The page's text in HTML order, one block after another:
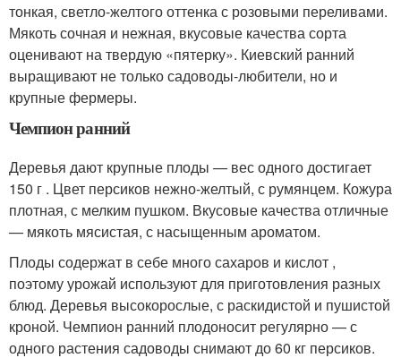
тонкая, светло-желтого оттенка с розовыми переливами.
Мякоть сочная и нежная, вкусовые качества сорта
оценивают на твердую «пятерку». Киевский ранний
выращивают не только садоводы-любители, но и
крупные фермеры.
Чемпион ранний
Деревья дают крупные плоды — вес одного достигает
150 г . Цвет персиков нежно-желтый, с румянцем. Кожура
плотная, с мелким пушком. Вкусовые качества отличные
— мякоть мясистая, с насыщенным ароматом.
Плоды содержат в себе много сахаров и кислот ,
поэтому урожай используют для приготовления разных
блюд. Деревья высокорослые, с раскидистой и пушистой
кроной. Чемпион ранний плодоносит регулярно — с
одного растения садоводы снимают до 60 кг персиков.